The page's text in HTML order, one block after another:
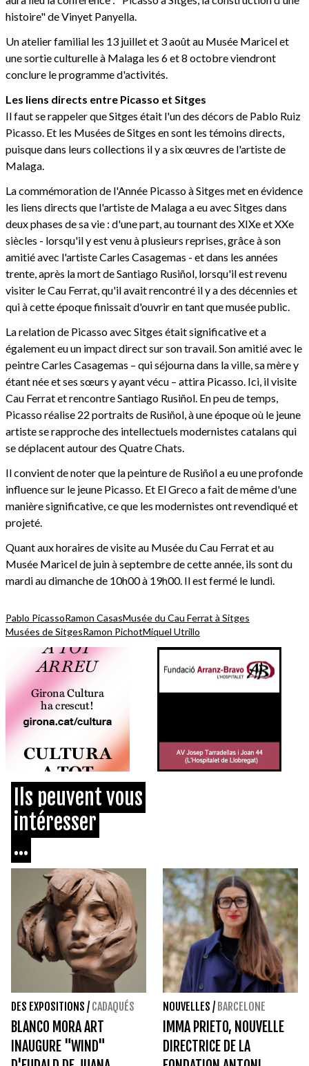
histoire" de Vinyet Panyella.
Un atelier familial les 13 juillet et 3 août au Musée Maricel et
une sortie culturelle à Malaga les 6 et 8 octobre viendront
conclure le programme d'activités.
Les liens directs entre Picasso et Sitges
Il faut se rappeler que Sitges était l'un des décors de Pablo Ruiz
Picasso. Et les Musées de Sitges en sont les témoins directs,
puisque dans leurs collections il y a six œuvres de l'artiste de
Malaga.
La commémoration de l'Année Picasso à Sitges met en évidence
les liens directs que l'artiste de Malaga a eu avec Sitges dans
deux phases de sa vie : d'une part, au tournant des XIXe et XXe
siècles - lorsqu'il y est venu à plusieurs reprises, grâce à son
amitié avec l'artiste Carles Casagemas - et dans les années
trente, après la mort de Santiago Rusiñol, lorsqu'il est revenu
visiter le Cau Ferrat, qu'il avait rencontré il y a des décennies et
qui à cette époque finissait d'ouvrir en tant que musée public.
La relation de Picasso avec Sitges était significative et a
également eu un impact direct sur son travail. Son amitié avec le
peintre Carles Casagemas – qui séjourna dans la ville, sa mère y
étant née et ses sœurs y ayant vécu – attira Picasso. Ici, il visite
Cau Ferrat et rencontre Santiago Rusiñol. En peu de temps,
Picasso réalise 22 portraits de Rusiñol, à une époque où le jeune
artiste se rapproche des intellectuels modernistes catalans qui
se déplacent autour des Quatre Chats.
Il convient de noter que la peinture de Rusiñol a eu une profonde
influence sur le jeune Picasso. Et El Greco a fait de même d'une
manière significative, ce que les modernistes ont revendiqué et
projeté.
Quant aux horaires de visite au Musée du Cau Ferrat et au
Musée Maricel de juin à septembre de cette année, ils sont du
mardi au dimanche de 10h00 à 19h00. Il est fermé le lundi.
Pablo PicassoRamon CasasMusée du Cau Ferrat à Sitges
Musées de SitgesRamon PichotMiquel Utrillo
Ils peuvent vous
intéresser
...
DES EXPOSITIONS / CADAQUÉS
BLANCO MORA ART
INAUGURE "WIND"
NOUVELLES / BARCELONE
IMMA PRIETO, NOUVELLE
DIRECTRICE DE LA